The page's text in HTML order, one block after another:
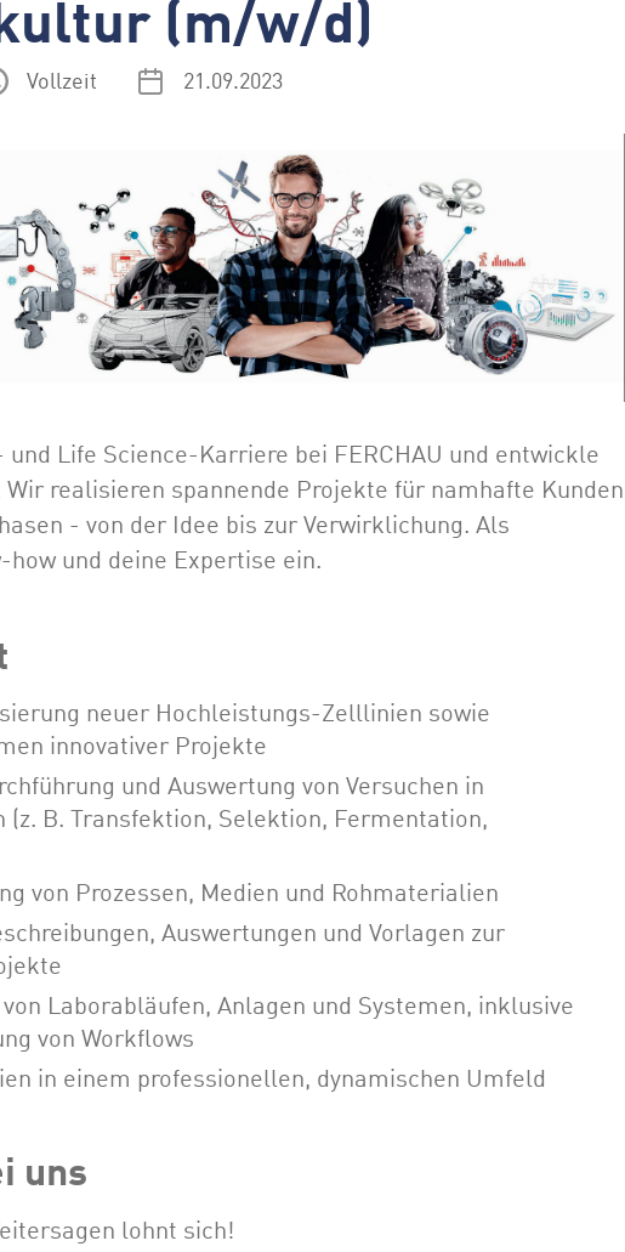
(m/w/d)
Vollzeit 21.09.2023
Life Science-Karriere bei FERCHAU und entwickle
realisieren spannende Projekte für namhafte Kunden
- von der Idee bis zur Verwirklichung. Als
und deine Expertise ein.
neuer Hochleistungs-Zelllinien sowie
innovativer Projekte
und Auswertung von Versuchen in
B. Transfektion, Selektion, Fermentation,
von Prozessen, Medien und Rohmaterialien
Auswertungen und Vorlagen zur
Laborabläufen, Anlagen und Systemen, inklusive
von Workflows
in einem professionellen, dynamischen Umfeld
uns
lohnt sich!